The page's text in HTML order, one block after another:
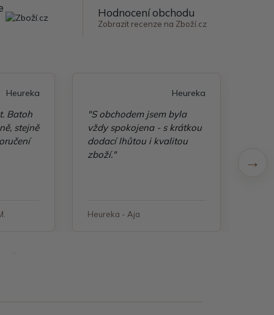
Hodnocení obchodu
Zobrazit recenze na Zboží.cz
Heureka
Batoh
stejně
Heureka
"S obchodem jsem byla
vždy spokojena - s krátkou
dodací lhůtou i kvalitou
zboží."
Heureka - Aja